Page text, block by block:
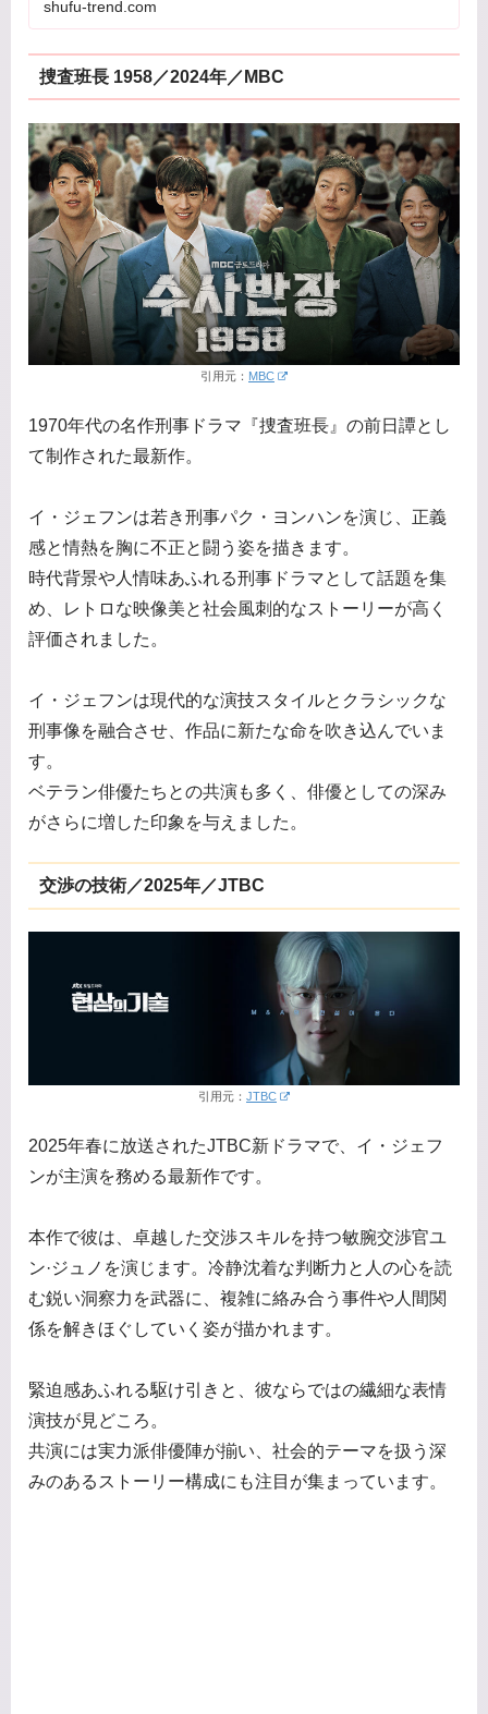
shufu-trend.com
捜査班長 1958／2024年／MBC
引用元： MBC
1970年代の名作刑事ドラマ『捜査班長』の前日譚とし
て制作された最新作。
イ・ジェフンは若き刑事パク・ヨンハンを演じ、正義
感と情熱を胸に不正と闘う姿を描きます。
時代背景や人情味あふれる刑事ドラマとして話題を集
め、レトロな映像美と社会風刺的なストーリーが高く
評価されました。
イ・ジェフンは現代的な演技スタイルとクラシックな
刑事像を融合させ、作品に新たな命を吹き込んでいま
す。
ベテラン俳優たちとの共演も多く、俳優としての深み
がさらに増した印象を与えました。
交渉の技術／2025年／JTBC
引用元： JTBC
2025年春に放送されたJTBC新ドラマで、イ・ジェフ
ンが主演を務める最新作です。
本作で彼は、卓越した交渉スキルを持つ敏腕交渉官ユ
ン·ジュノを演じます。冷静沈着な判断力と人の心を読
む鋭い洞察力を武器に、複雑に絡み合う事件や人間関
係を解きほぐしていく姿が描かれます。
緊迫感あふれる駆け引きと、彼ならではの繊細な表情
演技が見どころ。
共演には実力派俳優陣が揃い、社会的テーマを扱う深
みのあるストーリー構成にも注目が集まっています。